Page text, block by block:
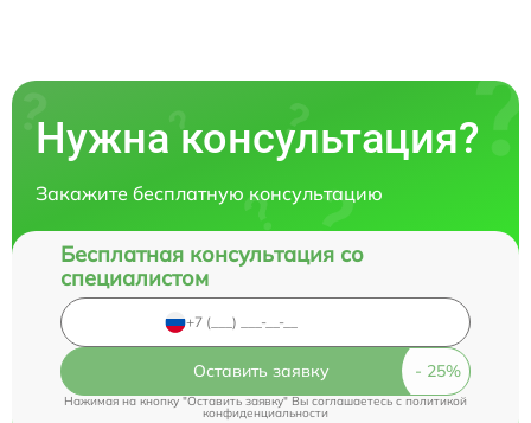
Нужна консультация?
Закажите бесплатную консультацию
Бесплатная консультация со
специалистом
Оставить заявку
Нажимая на кнопку "Оставить заявку" Вы соглашаетесь cполитикой
конфиденциальности